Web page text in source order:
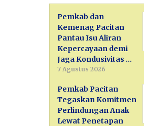
Pemkab dan
Kemenag Pacitan
Pantau Isu Aliran
Kepercayaan demi
Jaga Kondusivitas …
7 Agustus 2026
Pemkab Pacitan
Tegaskan Komitmen
Perlindungan Anak
Lewat Penetapan